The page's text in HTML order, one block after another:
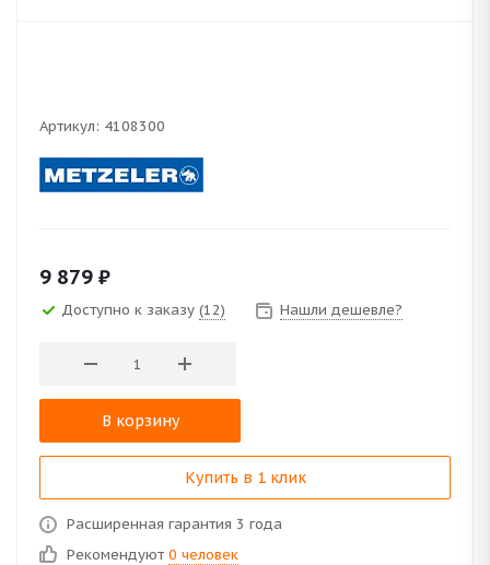
Артикул: 4108300
9 879 ₽
Доступно к заказу (12) Нашли дешевле?
В корзину
Купить в 1 клик
Расширенная гарантия 3 года
Рекомендуют 0 человек